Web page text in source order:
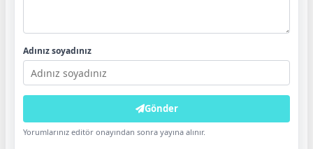
Adınız soyadınız
Gönder
Yorumlarınız editör onayından sonra yayına alınır.